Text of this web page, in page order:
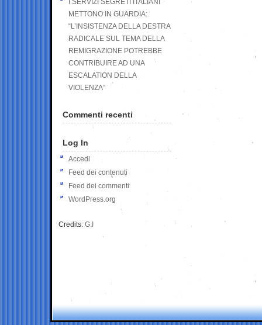
I SERVIZI SEGRETI ITALIANI
METTONO IN GUARDIA:
“L’INSISTENZA DELLA DESTRA
RADICALE SUL TEMA DELLA
REMIGRAZIONE POTREBBE
CONTRIBUIRE AD UNA
ESCALATION DELLA
VIOLENZA”
Commenti recenti
Log In
Accedi
Feed dei contenuti
Feed dei commenti
WordPress.org
Credits: G.I